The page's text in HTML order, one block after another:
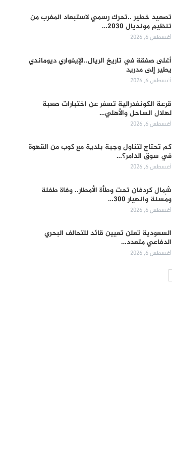
تصعيد خطير ..تحرك رسمي لاستبعاد المغرب من
تنظيم مونديال 2030…
أغسطس 6, 2026
أغلى صفقة في تاريخ الريال..الإيفواري ديوماندي
يطير إلى مدريد
أغسطس 6, 2026
قرعة الكونفدرالية تسفر عن اختبارات صعبة
لهلال الساحل والأهلي…
أغسطس 6, 2026
كم تحتاج لتناول وجبة بلدية مع كوب من القهوة
في سوق الدامر؟…
أغسطس 6, 2026
شمال كردفان تحت وطأة الأمطار.. وفاة طفلة
ومُسنة وانهيار 300…
أغسطس 6, 2026
السعودية تعلن تعيين قائد للتحالف البحري
الدفاعي متعدد…
أغسطس 6, 2026